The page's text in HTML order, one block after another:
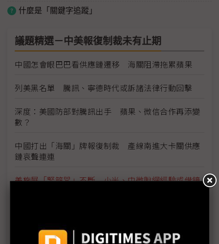
什麼是「關鍵字追蹤」
議題精選－中美報復制裁未有止期
中國怎會眼巴巴看供應鏈遷移 海關阻滯拖累蘋果
列美黑名單 騰訊、寧德時代或訴諸法律行動回擊
深度：美國防部對騰訊出手 蘋果、微信合作再添變
數？
中國打出「海關」牌報復制裁 產線南進大卡關供應
鏈哀聲連連
美施展「緊箍咒」不斷 小米、中微脫網經驗或借鏡
美國國防部增列中國黑名單企業 騰訊、寧德時代、
長鑫存儲等入列